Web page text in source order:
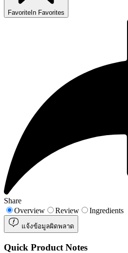
Favorite In Favorites
Share
Overview
Review Ingredients
แจ้งข้อมูลผิดพลาด
Quick Product Notes